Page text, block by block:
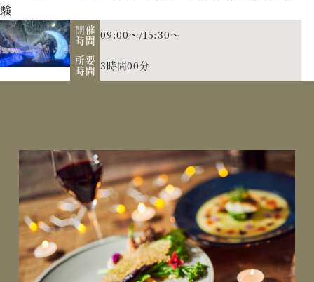
験
開催
時間 09:00～/15:30～
所要
時間 3時間00分